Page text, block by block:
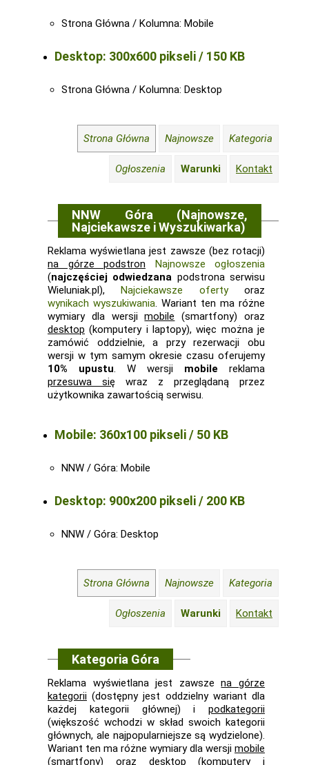
Strona Główna / Kolumna: Mobile
Desktop: 300x600 pikseli / 150 KB
Strona Główna / Kolumna: Desktop
Strona Główna Najnowsze Kategoria
Ogłoszenia Warunki Kontakt
NNW Góra (Najnowsze,
Najciekawsze i Wyszukiwarka)
Reklama wyświetlana jest zawsze (bez rotacji)
na górze podstron
Najnowsze ogłoszenia
(najczęściej odwiedzana podstrona serwisu
Wieluniak.pl),Najciekawsze ofertyoraz
wynikach wyszukiwania. Wariant ten ma różne
wymiary dla wersjimobile (smartfony) oraz
desktop (komputery i laptopy), więc można je
zamówić oddzielnie, a przy rezerwacji obu
wersji w tym samym okresie czasu oferujemy
10% upustu. W wersji mobile reklama
przesuwa się wraz z przeglądaną przez
użytkownika zawartością serwisu.
Mobile: 360x100 pikseli / 50 KB
NNW / Góra: Mobile
Desktop: 900x200 pikseli / 200 KB
NNW / Góra: Desktop
Strona Główna Najnowsze Kategoria
Ogłoszenia Warunki Kontakt
Kategoria Góra
Reklama wyświetlana jest zawszena górze
kategorii (dostępny jest oddzielny wariant dla
każdej kategorii głównej) i podkategorii
(większość wchodzi w skład swoich kategorii
głównych, ale najpopularniejsze są wydzielone).
Wariant ten ma różne wymiary dla wersji mobile
(smartfony) oraz desktop (komputery i